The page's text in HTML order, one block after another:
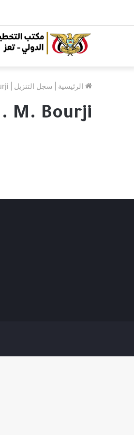
الرئيسية سجل التنزيل
M. Bourji